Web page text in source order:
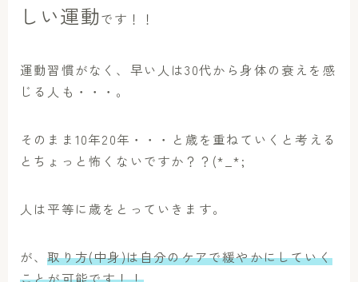
しい運動です！！
運動習慣がなく、早い人は30代から身体の衰えを感
じる人も・・・。
そのまま10年20年・・・と歳を重ねていくと考える
とちょっと怖くないですか？？(*_*;
人は平等に歳をとっていきます。
が、取り方(中身)は自分のケアで緩やかにしていく
ことが可能です！！